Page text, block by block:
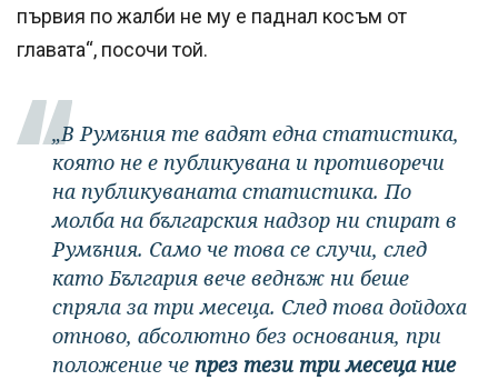
първия по жалби не му е паднал косъм от
главата“, посочи той.
„В Румъния те вадят една статистика,
която не е публикувана и противоречи
на публикуваната статистика. По
молба на българския надзор ни спират в
Румъния. Само че това се случи, след
като България вече веднъж ни беше
спряла за три месеца. След това дойдоха
отново, абсолютно без основания, при
положение че през тези три месеца ние